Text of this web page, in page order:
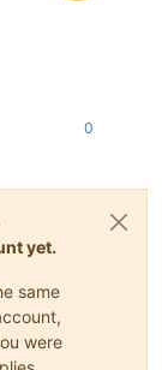
0
yet.
same
were